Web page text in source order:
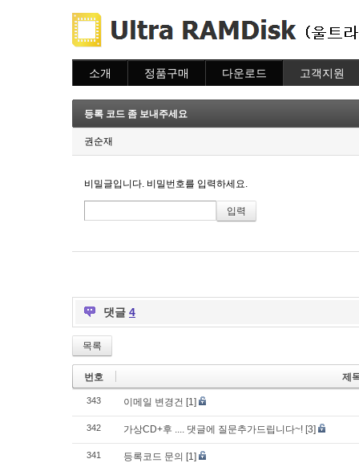
소개 정품구매
주문조회
이용안내
다운로드 고객지원
질문하기
등록 코드 좀 보내주세요
권순재
비밀글입니다. 비밀번호를 입력하세요.
댓글 4
목록
번호 제
343 이메일 변경건 [1]
342 가상CD+후 .... 댓글에 질문추가드립니다~! [3]
341 등록코드 문의 [1]